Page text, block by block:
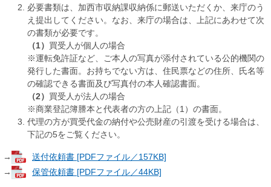
必要書類は、加西市収納課収納係に郵送いただくか、来庁のう
え提出してください。なお、来庁の場合は、上記にあわせて次
の書類が必要です。
（1） 買受人が個人の場合
※運転免許証など、ご本人の写真が添付されている公的機関の
発行した書面。お持ちでない方は、住民票などの住所、氏名等
の確認できる書面及び写真付の本人確認書面。
（2） 買受人が法人の場合
※商業登記簿謄本と代表者の方の上記（1）の書面。
代理の方が買受代金の納付や公売財産の引渡を受ける場合は、
下記の5をご覧ください。
→
送付依頼書 [PDFファイル／157KB]
→
保管依頼書 [PDFファイル／44KB]